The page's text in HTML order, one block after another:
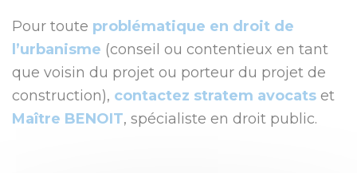
Pour toute problématique en droit de
l’urbanisme (conseil ou contentieux en tant
que voisin du projet ou porteur du projet de
construction), contactez stratem avocats et
Maître BENOIT, spécialiste en droit public.